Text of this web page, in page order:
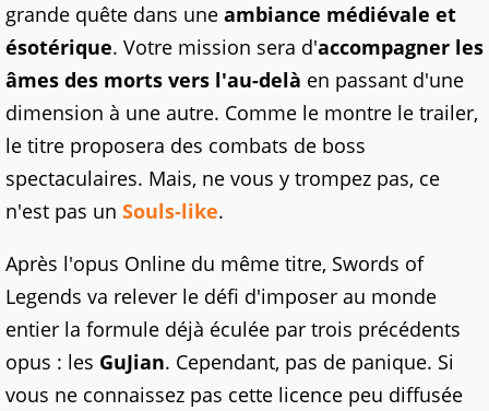
grande quête dans une ambiance médiévale et
ésotérique. Votre mission sera d'accompagner les
âmes des morts vers l'au-delà en passant d'une
dimension à une autre. Comme le montre le trailer,
le titre proposera des combats de boss
spectaculaires. Mais, ne vous y trompez pas, ce
n'est pas un Souls-like.
Après l'opus Online du même titre, Swords of
Legends va relever le défi d'imposer au monde
entier la formule déjà éculée par trois précédents
opus : les GuJian. Cependant, pas de panique. Si
vous ne connaissez pas cette licence peu diffusée